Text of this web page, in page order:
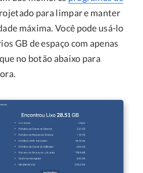
para limpar e manter
máxima. Você pode usá-lo
GB de espaço com apenas
no botão abaixo para